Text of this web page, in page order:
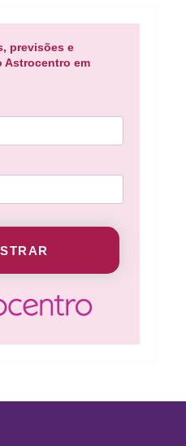
previsões e
Astrocentro em